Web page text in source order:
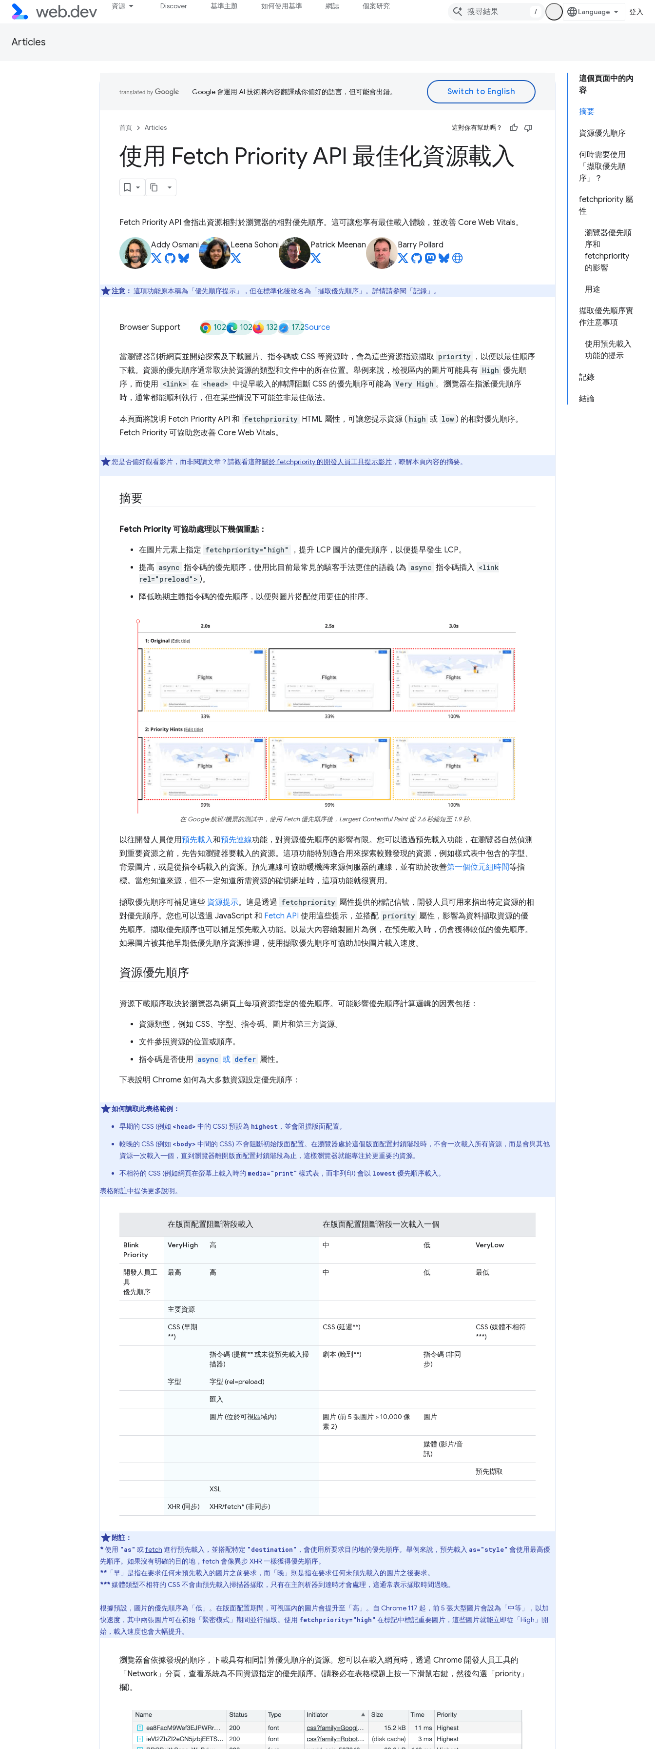
資源 Discover 基準主題 如何使用基準 網誌 個案研究
/ 登入
Articles
這個頁面中的內
容
摘要
資源優先順序
何時需要使用
「擷取優先順
序」？
fetchpriority 屬
性
瀏覽器優先順
序和
fetchpriority
的影響
用途
擷取優先順序實
作注意事項
使用預先載入
功能的提示
記錄
結論
Google 會運用 AI 技術將內容翻譯成你偏好的語言，但可能會出錯。
首頁 Articles 這對你有幫助嗎？
使用 Fetch Priority API 最佳化資源載入
Fetch Priority API 會指出資源相對於瀏覽器的相對優先順序。這可讓您享有最佳載入體驗，並改善 Core Web Vitals。
Addy Osmani Leena Sohoni Patrick Meenan Barry Pollard
注意： 這項功能原本稱為「優先順序提示」，但在標準化後改名為「擷取優先順序」。詳情請參閱「記錄 」。
Browser Support 102 102 132 17.2Source
當瀏覽器剖析網頁並開始探索及下載圖片、指令碼或 CSS 等資源時，會為這些資源指派擷取 priority ，以便以最佳順序
下載。資源的優先順序通常取決於資源的類型和文件中的所在位置。舉例來說，檢視區內的圖片可能具有 High 優先順
序，而使用 <link> 在 <head> 中提早載入的轉譯阻斷 CSS 的優先順序可能為 Very High 。瀏覽器在指派優先順序
時，通常都能順利執行，但在某些情況下可能並非最佳做法。
本頁面將說明 Fetch Priority API 和 fetchpriority HTML 屬性，可讓您提示資源 ( high 或 low ) 的相對優先順序。
Fetch Priority 可協助您改善 Core Web Vitals。
您是否偏好觀看影片，而非閱讀文章？請觀看這部關於 fetchpriority 的開發人員工具提示影片 ，瞭解本頁內容的摘要。
摘要
Fetch Priority 可協助處理以下幾個重點：
在圖片元素上指定 fetchpriority="high"
，提升 LCP 圖片的優先順序，以便提早發生 LCP。
提高 async 指令碼的優先順序，使用比目前最常見的駭客手法更佳的語義 (為 async 指令碼插入 <link
rel="preload"> )。
降低晚期主體指令碼的優先順序，以便與圖片搭配使用更佳的排序。
在 Google 航班/機票的測試中，使用 Fetch 優先順序後，Largest Contentful Paint 從 2.6 秒縮短至 1.9 秒。
以往開發人員使用預先載入和預先連線功能，對資源優先順序的影響有限。您可以透過預先載入功能，在瀏覽器自然偵測
到重要資源之前，先告知瀏覽器要載入的資源。這項功能特別適合用來探索較難發現的資源，例如樣式表中包含的字型、
背景圖片，或是從指令碼載入的資源。預先連線可協助暖機跨來源伺服器的連線，並有助於改善第一個位元組時間等指
標。當您知道來源，但不一定知道所需資源的確切網址時，這項功能就很實用。
擷取優先順序可補足這些 資源提示。這是透過 fetchpriority 屬性提供的標記信號，開發人員可用來指出特定資源的相
對優先順序。您也可以透過 JavaScript 和 Fetch API 使用這些提示，並搭配 priority 屬性，影響為資料擷取資源的優
先順序。擷取優先順序也可以補足預先載入功能。以最大內容繪製圖片為例，在預先載入時，仍會獲得較低的優先順序。
如果圖片被其他早期低優先順序資源推遲，使用擷取優先順序可協助加快圖片載入速度。
資源優先順序
資源下載順序取決於瀏覽器為網頁上每項資源指定的優先順序。可能影響優先順序計算邏輯的因素包括：
資源類型，例如 CSS、字型、指令碼、圖片和第三方資源。
文件參照資源的位置或順序。
指令碼是否使用 async 或 defer 屬性。
下表說明 Chrome 如何為大多數資源設定優先順序：
如何讀取此表格範例：
早期的 CSS (例如 <head> 中的 CSS) 預設為 highest ，並會阻擋版面配置。
較晚的 CSS (例如 <body> 中間的 CSS) 不會阻斷初始版面配置。在瀏覽器處於這個版面配置封鎖階段時，不會一次載入所有資源，而是會與其他
資源一次載入一個，直到瀏覽器離開版面配置封鎖階段為止，這樣瀏覽器就能專注於更重要的資源。
不相符的 CSS (例如網頁在螢幕上載入時的 media="print" 樣式表，而非列印) 會以 lowest 優先順序載入。
表格附註中提供更多說明。
在版面配置阻斷階段載入 在版面配置阻斷階段一次載入一個
Blink
Priority
VeryHigh 高 中 低 VeryLow
開發人員工
具
優先順序
最高 高 中 低 最低
主要資源
CSS (早期
**)
CSS (延遲**)
CSS (媒體不相符
***)
指令碼 (提前** 或未從預先載入掃
描器)
劇本 (晚到**)
指令碼 (非同
步)
字型
字型 (rel=preload)
匯入
圖片 (位於可視區域內)
圖片 (前 5 張圖片 > 10,000 像
素 2)
圖片
媒體 (影片/音
訊)
預先擷取
XSL
XHR (同步)
XHR/fetch* (非同步)
附註：
*使用 "as" 或fetch 進行預先載入，並搭配特定 "destination" ，會使用所要求目的地的優先順序。舉例來說，預先載入 as="style" 會使用最高優
先順序。如果沒有明確的目的地，fetch 會像異步 XHR 一樣獲得優先順序。
** 「早」是指在要求任何未預先載入的圖片之前要求，而「晚」則是指在要求任何未預先載入的圖片之後要求。
***媒體類型不相符的 CSS 不會由預先載入掃描器擷取，只有在主剖析器到達時才會處理，這通常表示擷取時間過晚。
根據預設，圖片的優先順序為「低」。在版面配置期間，可視區內的圖片會提升至「高」。自 Chrome 117 起，前 5 張大型圖片會設為「中等」，以加
快速度，其中兩張圖片可在初始「緊密模式」期間並行擷取。使用 fetchpriority="high" 在標記中標記重要圖片，這些圖片就能立即從「High」開
始，載入速度也會大幅提升。
瀏覽器會依據發現的順序，下載具有相同計算優先順序的資源。您可以在載入網頁時，透過 Chrome 開發人員工具的
「Network」 分頁，查看系統為不同資源指定的優先順序。(請務必在表格標題上按一下滑鼠右鍵，然後勾選「priority」
欄)。